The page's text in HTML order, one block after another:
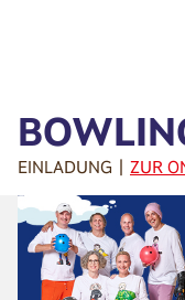
EINLADUNG | ZUR